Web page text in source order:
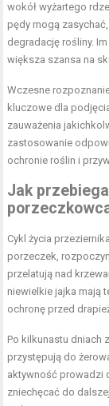
wokół wyżartego
pędy mogą
degradację rośliny.
większa szansa na
Wczesne
kluczowe dla
zauważenia
zastosowanie
ochronie roślin i
Jak
Cykl życia
porzeczek,
przelatują nad
niewielkie jajka mają
ochronę przed
Po kilkunastu dniach
przystępują do
aktywność prowadzi
zniechęcać do